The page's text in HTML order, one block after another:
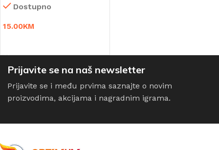
Gratis
Dostupno
15.00KM
Prijavite se na naš newsletter
Prijavite se i među prvima saznajte o novim
proizvodima, akcijama i nagradnim igrama.